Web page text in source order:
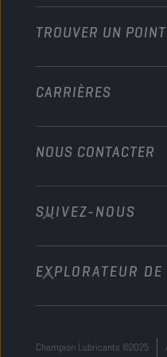
Marine
TROUVER UN
CARRIÈRES
NOUS CONTACTER
+32 3 870 00 20
Georges Gilliotstraat,
SUIVEZ-NOUS
EXPLORATEUR
Champion Lubricants ©2025